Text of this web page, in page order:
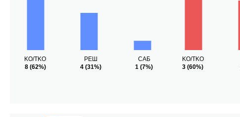
KO/TKO
8(62%)
РЕШ
4(31%)
САБ
1 (7%)
KO/TKO
3 (60%)